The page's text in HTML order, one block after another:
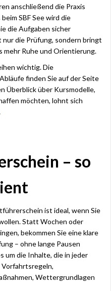
anschließend die Praxis
SBF See wird die
die Aufgaben sicher
die Prüfung, sondern bringt
mehr Ruhe und Orientierung.
wichtig. Die
finden Sie auf der Seite
Überblick über Kursmodelle,
möchten, lohnt sich
– so
ist ideal, wenn Sie
Statt Wochen oder
bekommen Sie eine klare
– ohne lange Pausen
um die Inhalte, die in jeder
Wettergrundlagen